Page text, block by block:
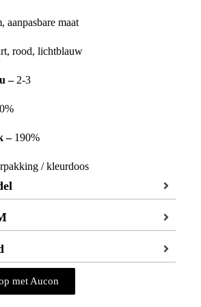
maat
rood, lichtblauw
–2-3
–190%
/ kleurdoos
met Aucon